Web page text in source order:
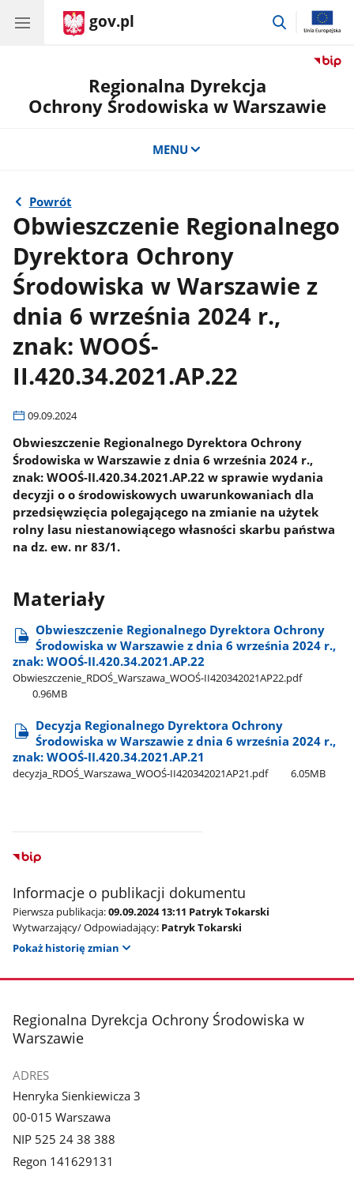
gov.pl
przejdź
Regionalna Dyrekcja
Ochrony Środowiska w Warszawie
MENU
Powrót
Obwieszczenie Regionalnego
Dyrektora Ochrony
Środowiska w Warszawie z
dnia 6 września 2024 r.,
znak: WOOŚ-
II.420.34.2021.AP.22
09.09.2024
Obwieszczenie Regionalnego Dyrektora Ochrony
Środowiska w Warszawie z dnia 6 września 2024 r.,
znak: WOOŚ-II.420.34.2021.AP.22 w sprawie wydania
decyzji o o środowiskowych uwarunkowaniach dla
przedsięwzięcia polegającego na zmianie na użytek
rolny lasu niestanowiącego własności skarbu państwa
na dz. ew. nr 83/1.
Materiały
Obwieszczenie Regionalnego Dyrektora Ochrony
Środowiska w Warszawie z dnia 6 września 2024 r.,
znak: WOOŚ-II.420.34.2021.AP.22
Obwieszczenie​_RDOŚ​_Warszawa​_WOOŚ-II420342021AP22.pdf
0.96MB
Decyzja Regionalnego Dyrektora Ochrony
Środowiska w Warszawie z dnia 6 września 2024 r.,
znak: WOOŚ-II.420.34.2021.AP.21
decyzja​_RDOŚ​_Warszawa​_WOOŚ-II420342021AP21.pdf 6.05MB
Informacje o publikacji dokumentu
Pierwsza publikacja:09.09.2024 13:11 Patryk Tokarski
Wytwarzający/ Odpowiadający: Patryk Tokarski
Pokaż historię zmian
stopka
Regionalna Dyrekcja Ochrony Środowiska w
Warszawie
ADRES
Henryka Sienkiewicza 3
00-015 Warszawa
NIP 525 24 38 388
Regon 141629131